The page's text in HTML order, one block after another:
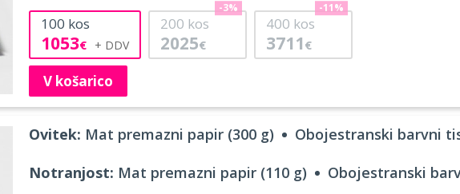
100 kos
1053€
200 kos
2025€
-3%
400 kos
3711 €
-11%
V košarico
Ovitek: Mat premazni papir (300 g) Obojestranski barvni
Notranjost: Mat premazni papir (110 g) Obojestranski